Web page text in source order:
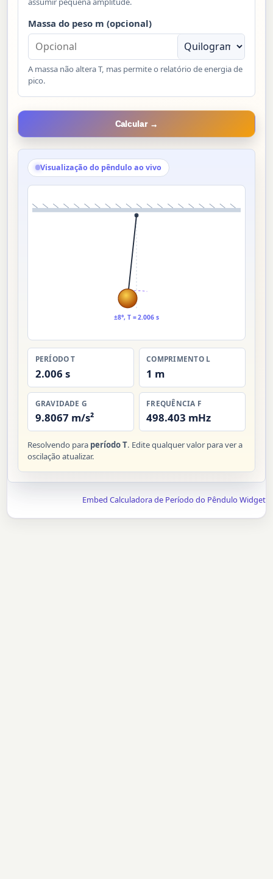
Massa do peso m (opcional)
A massa não altera T, mas permite o relatório de energia de
pico.
Calcular →
Visualização do pêndulo ao vivo
±8°, T = 2.006 s
PERÍODO T
2.006 s
COMPRIMENTO L
1 m
GRAVIDADE G
9.8067 m/s²
FREQUÊNCIA F
498.403 mHz
Resolvendo para período T. Edite qualquer valor para ver a
oscilação atualizar.
Embed Calculadora de Período do Pêndulo Widget